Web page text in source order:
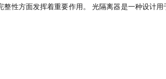
性方面发挥着重要作用。 光隔离器是一种设计